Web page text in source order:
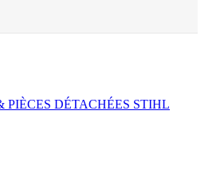
PIÈCES DÉTACHÉES STIHL